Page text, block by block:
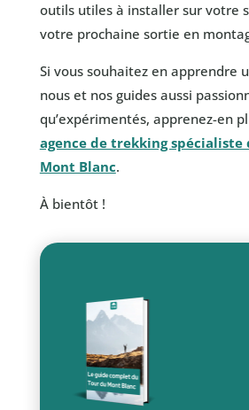
outils utiles à installer sur votre
votre prochaine sortie en
Si vous souhaitez en apprendre
nous et nos guides aussi
qu’expérimentés, apprenez-en
agence de trekking spécialiste
Mont Blanc.
À bientôt !